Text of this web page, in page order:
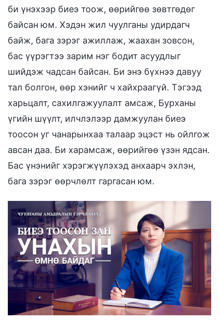
би үнэхээр биеэ тоож, өөрийгөө зөвтгөдөг
байсан юм. Хэдэн жил чуулганы удирдагч
байж, бага зэрэг ажиллаж, жаахан зовсон,
бас үүрэгтээ зарим нэг бодит асуудлыг
шийдэж чадсан байсан. Би энэ бүхнээ давуу
тал болгон, өөр хэнийг ч хайхраагүй. Тэгээд
харьцалт, сахилгажуулалт амсаж, Бурханы
үгийн шүүлт, илчлэлээр дамжуулан биеэ
тоосон уг чанарынхаа талаар эцэст нь ойлгож
авсан даа. Би харамсаж, өөрийгөө үзэн ядсан.
Бас үнэнийг хэрэгжүүлэхэд анхаарч эхлэн,
бага зэрэг өөрчлөлт гаргасан юм.